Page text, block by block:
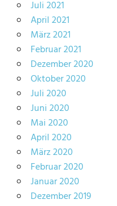
Juli 2021
April 2021
März 2021
Februar 2021
Dezember 2020
Oktober 2020
Juli 2020
Juni 2020
Mai 2020
April 2020
März 2020
Februar 2020
Januar 2020
Dezember 2019